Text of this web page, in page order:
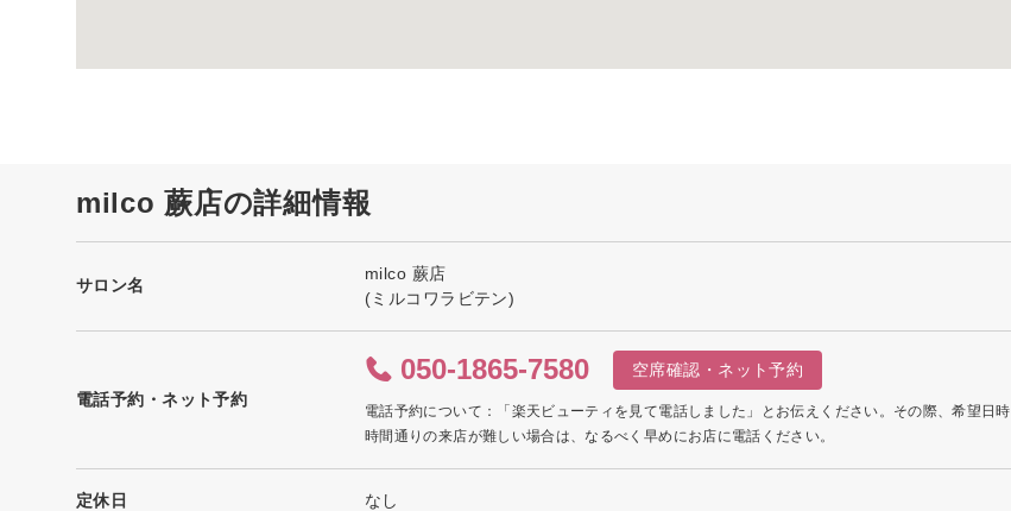
milco 蕨店の詳細情報
サロン名
milco 蕨店
(ミルコワラビテン)
電話予約・ネット予約
050-1865-7580 空席確認・ネット予約
電話予約について：「楽天ビューティを見て電話しました」とお伝えください。その際、希望日
時間通りの来店が難しい場合は、なるべく早めにお店に電話ください。
定休日 なし